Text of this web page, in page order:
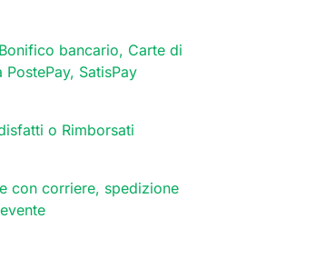
bancario, Carte di
SatisPay
o Rimborsati
con corriere, spedizione